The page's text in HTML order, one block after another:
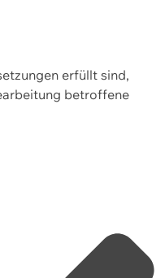
erfüllt sind,
betroffene